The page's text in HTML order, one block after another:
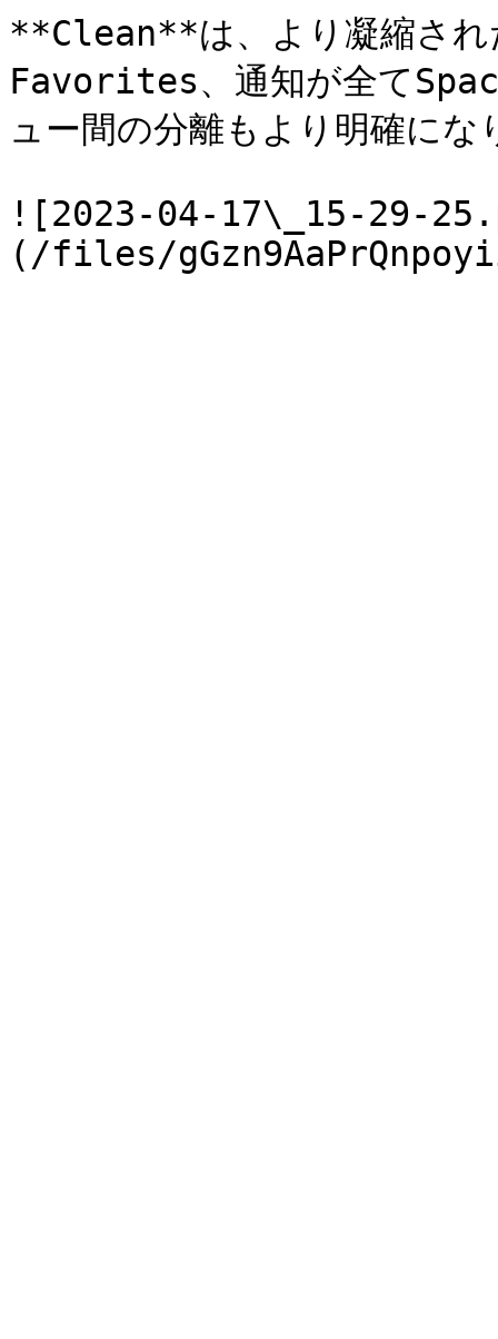
**Clean**は、より凝縮され
Favorites、通知が全て
ュー間の分離もより明確にな
![2023-04-17\_15-29-